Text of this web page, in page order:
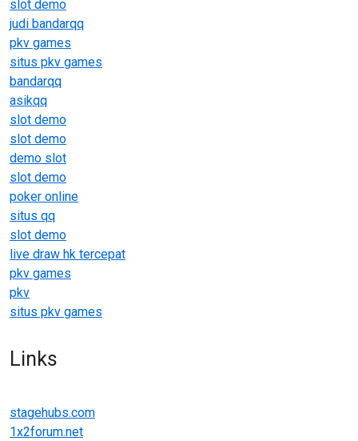
slot demo
judi bandarqq
pkv games
situs pkv games
bandarqq
asikqq
slot demo
slot demo
demo slot
slot demo
poker online
situs qq
slot demo
live draw hk tercepat
pkv games
pkv
situs pkv games
Links
stagehubs.com
1x2forum.net